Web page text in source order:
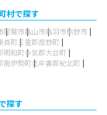
村で探す
尾鷲市亀山市鳥羽市熊野市
員町三重郡菰野町
明和町多気郡大台町
南伊勢町北牟婁郡紀北町
探す